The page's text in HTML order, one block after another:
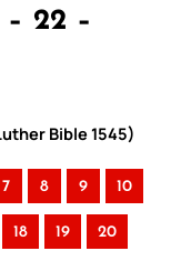
22 –
Bible 1545)
7 8 9 10
18 19 20